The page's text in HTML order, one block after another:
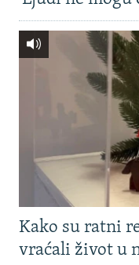
Kako su ratni
vraćali život u